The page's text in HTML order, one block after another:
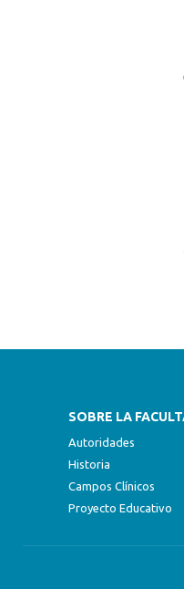
SOBRE LA
Autoridades
Historia
Campos Clínicos
Proyecto Educativo